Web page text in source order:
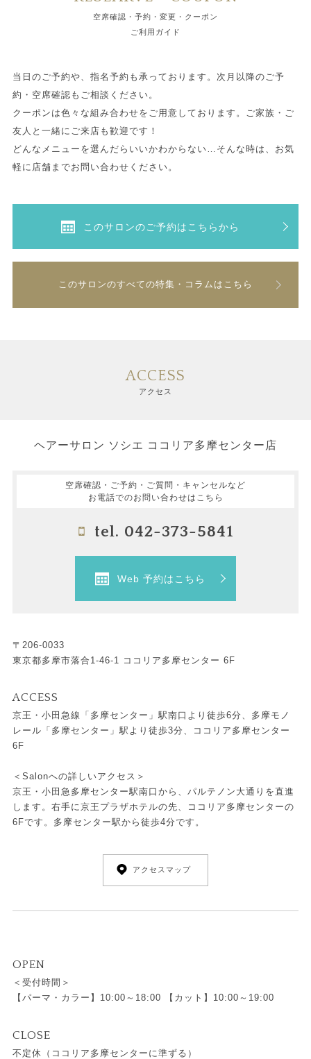
空席確認・予約・変更・クーポン
ご利用ガイド
当日のご予約や、指名予約も承っております。次月以降のご予
約・空席確認もご相談ください。
クーポンは色々な組み合わせをご用意しております。ご家族・ご
友人と一緒にご来店も歓迎です！
どんなメニューを選んだらいいかわからない…そんな時は、お気
軽に店舗までお問い合わせください。
このサロンのご予約はこちらから
このサロンのすべての特集・コラムはこちら
ACCESS
アクセス
ヘアーサロン ソシエ ココリア多摩センター店
空席確認・ご予約・ご質問・キャンセルなど
お電話でのお問い合わせはこちら
tel. 042-373-5841
Web 予約はこちら
〒206-0033
東京都多摩市落合1-46-1 ココリア多摩センター 6F
ACCESS
京王・小田急線「多摩センター」駅南口より徒歩6分、多摩モノ
レール「多摩センター」駅より徒歩3分、ココリア多摩センター
6F
＜Salonへの詳しいアクセス＞
京王・小田急多摩センター駅南口から、パルテノン大通りを直進
します。右手に京王プラザホテルの先、ココリア多摩センターの
6Fです。多摩センター駅から徒歩4分です。
アクセスマップ
OPEN
＜受付時間＞
【パーマ・カラー】10:00～18:00 【カット】10:00～19:00
CLOSE
不定休（ココリア多摩センターに準ずる）